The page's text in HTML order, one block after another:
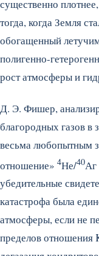
существенно
тогда, когда Земля
обогащенный
полигенно-
рост атмосферы и
Д. Э. Фишер,
благородных газов в
весьма любопытным
отношение» 4Не/40Аг
убедительные
катастрофа была
атмосферы, если не
пределов